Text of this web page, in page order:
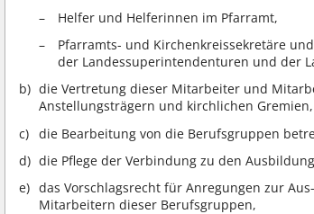
Helfer und Helferinnen im Pfarramt,
Pfarramts- und Kirchenkreissekretäre
der Landessuperintendenturen und der
die Vertretung dieser Mitarbeiter und
Anstellungsträgern und kirchlichen Gremien,
die Bearbeitung von die Berufsgruppen
die Pflege der Verbindung zu den
das Vorschlagsrecht für Anregungen zur
Mitarbeitern dieser Berufsgruppen,